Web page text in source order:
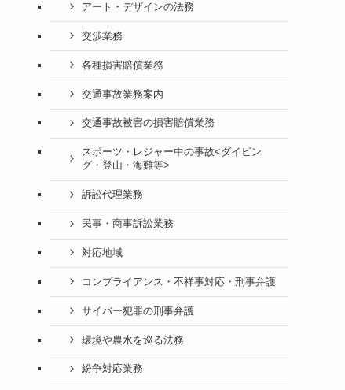
アート・デザインの法務
交渉業務
各種損害賠償業務
交通事故業務案内
交通事故被害の損害賠償業務
スポーツ・レジャー中の事故<ダイビン
グ・登山・海難等>
訴訟代理業務
民事・商事訴訟業務
対応地域
コンプライアンス・不祥事対応・刑事弁護
サイバー犯罪の刑事弁護
環境や農水を巡る法務
紛争対応業務